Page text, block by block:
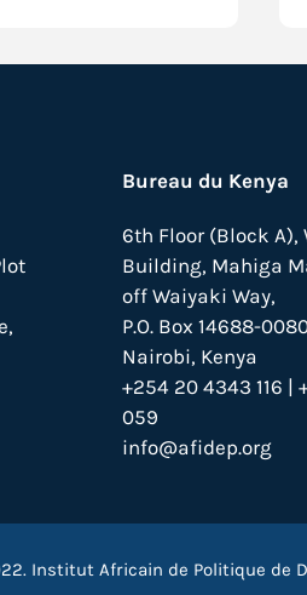
Bureau du Kenya
6th Floor (Block A),
Building, Mahiga
off Waiyaki Way,
P.O. Box 14688-
Nairobi, Kenya
+254 20 4343 116 |
059
info@afidep.org
Institut Africain de Politique de